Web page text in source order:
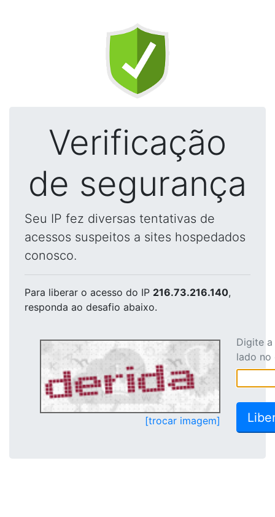
Verificação
de segurança
Seu IP fez diversas tentativas de
acessos suspeitos a sites hospedados
conosco.
Para liberar o acesso do IP 216.73.216.140,
responda ao desafio abaixo.
[trocar imagem]
Digite
lado no